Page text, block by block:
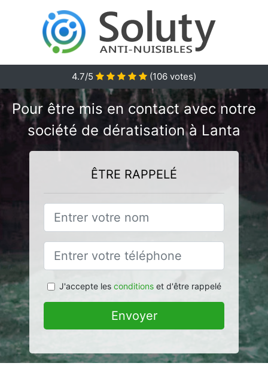
4.7/5 (106 votes)
Pour être mis en contact avec notre
société de dératisation à Lanta
ÊTRE RAPPELÉ
J'accepte les conditionset d'être rappelé
Envoyer